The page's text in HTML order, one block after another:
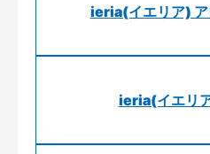
ieria(イエリア) ア
ieria(イエリ